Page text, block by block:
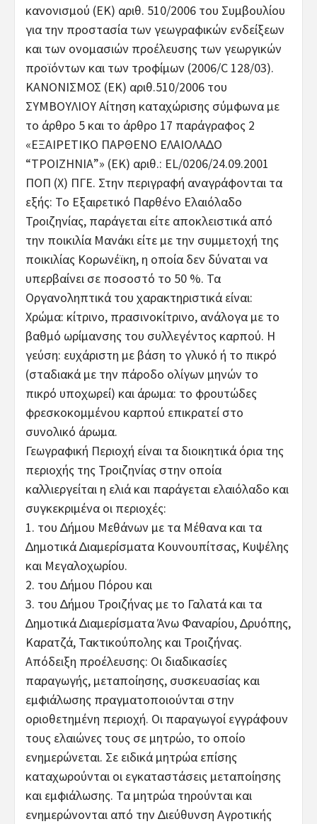
κανονισμού (ΕΚ) αριθ. 510/2006 του Συμβουλίου
για την προστασία των γεωγραφικών ενδείξεων
και των ονομασιών προέλευσης των γεωργικών
προϊόντων και των τροφίμων (2006/C 128/03).
ΚΑΝΟΝΙΣΜΟΣ (ΕΚ) αριθ.510/2006 του
ΣΥΜΒΟΥΛΙΟΥ Αίτηση καταχώρισης σύμφωνα με
το άρθρο 5 και το άρθρο 17 παράγραφος 2
«ΕΞΑΙΡΕΤΙΚΟ ΠΑΡΘΕΝΟ ΕΛΑΙΟΛΑ∆Ο
“ΤΡΟΙΖΗΝΙΑ”» (ΕΚ) αριθ.: EL/0206/24.09.2001
ΠΟΠ (Χ) ΠΓΕ. Στην περιγραφή αναγράφονται τα
εξής: Το Εξαιρετικό Παρθένο Ελαιόλαδο
Τροιζηνίας, παράγεται είτε αποκλειστικά από
την ποικιλία Μανάκι είτε με την συμμετοχή της
ποικιλίας Κορωνέϊκη, η οποία δεν δύναται να
υπερβαίνει σε ποσοστό το 50 %. Τα
Οργανοληπτικά του χαρακτηριστικά είναι:
Χρώμα: κίτρινο, πρασινοκίτρινο, ανάλογα με το
βαθμό ωρίμανσης του συλλεγέντος καρπού. Η
γεύση: ευχάριστη με βάση το γλυκό ή το πικρό
(σταδιακά με την πάροδο ολίγων μηνών το
πικρό υποχωρεί) και άρωμα: το φρουτώδες
φρεσκοκομμένου καρπού επικρατεί στο
συνολικό άρωμα.
Γεωγραφική Περιοχή είναι τα διοικητικά όρια της
περιοχής της Τροιζηνίας στην οποία
καλλιεργείται η ελιά και παράγεται ελαιόλαδο και
συγκεκριμένα οι περιοχές:
1. του ∆ήμου Μεθάνων με τα Μέθανα και τα
∆ημοτικά ∆ιαμερίσματα Κουνουπίτσας, Κυψέλης
και Μεγαλοχωρίου.
2. του ∆ήμου Πόρου και
3. του ∆ήμου Τροιζήνας με το Γαλατά και τα
∆ημοτικά ∆ιαμερίσματα Άνω Φαναρίου, ∆ρυόπης,
Καρατζά, Τακτικούπολης και Τροιζήνας.
Απόδειξη προέλευσης: Οι διαδικασίες
παραγωγής, μεταποίησης, συσκευασίας και
εμφιάλωσης πραγματοποιούνται στην
οριοθετημένη περιοχή. Οι παραγωγοί εγγράφουν
τους ελαιώνες τους σε μητρώο, το οποίο
ενημερώνεται. Σε ειδικά μητρώα επίσης
καταχωρούνται οι εγκαταστάσεις μεταποίησης
και εμφιάλωσης. Τα μητρώα τηρούνται και
ενημερώνονται από την ∆ιεύθυνση Αγροτικής